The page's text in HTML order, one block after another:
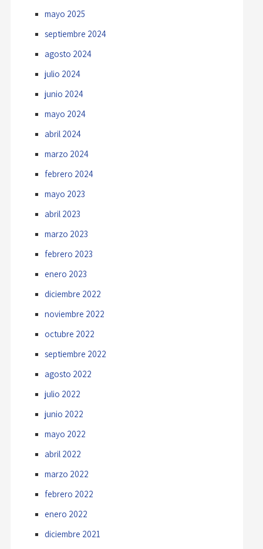
mayo 2025
septiembre 2024
agosto 2024
julio 2024
junio 2024
mayo 2024
abril 2024
marzo 2024
febrero 2024
mayo 2023
abril 2023
marzo 2023
febrero 2023
enero 2023
diciembre 2022
noviembre 2022
octubre 2022
septiembre 2022
agosto 2022
julio 2022
junio 2022
mayo 2022
abril 2022
marzo 2022
febrero 2022
enero 2022
diciembre 2021